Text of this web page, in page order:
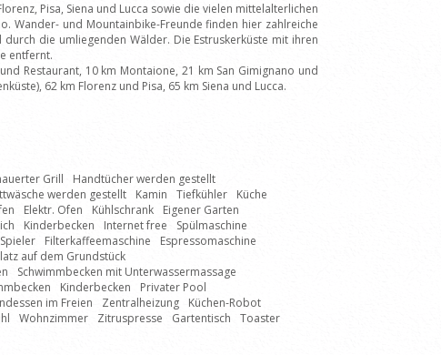
Pisa, Siena und Lucca sowie die vielen mittelalterlichen
Wander- und Mountainbike-Freunde finden hier zahlreiche
die umliegenden Wälder. Die Estruskerküste mit ihren
entfernt.
Restaurant, 10 km Montaione, 21 km San Gimignano und
62 km Florenz und Pisa, 65 km Siena und Lucca.
Grill
Handtücher werden gestellt
werden gestellt Kamin Tiefkühler
Küche
Elektr. Ofen Kühlschrank
Eigener Garten
Kinderbecken Internet free
Spülmaschine
Filterkaffeemaschine
Espressomaschine
auf dem Grundstück
Schwimmbecken mit Unterwassermassage
Kinderbecken
Privater Pool
im Freien Zentralheizung
Küchen-Robot
Wohnzimmer Zitruspresse Gartentisch
Toaster